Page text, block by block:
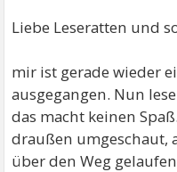
Liebe Leseratten und
mir ist gerade wieder
ausgegangen. Nun
das macht keinen
draußen umgeschaut,
über den Weg